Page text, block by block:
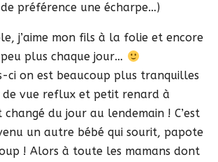
préférence une écharpe…)
j’aime mon fils à la folie et encore
plus chaque jour…
ci on est beaucoup plus tranquilles
vue reflux et petit renard à
du jour au lendemain ! C’est
un autre bébé qui sourit, papote
! Alors à toute les mamans dont